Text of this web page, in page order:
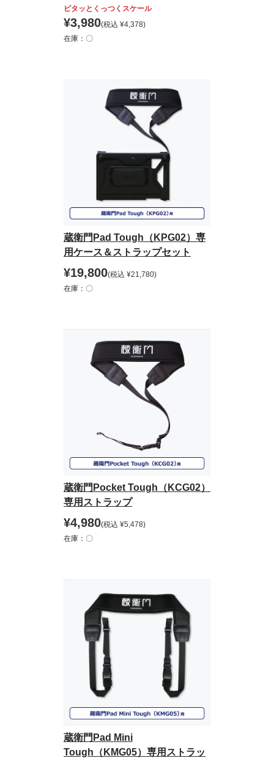
ピタッとくっつくスケール
¥3,980(税込 ¥4,378)
在庫：〇
蔵衛門Pad Tough（KPG02）専
用ケース＆ストラップセット
¥19,800(税込 ¥21,780)
在庫：〇
蔵衛門Pocket Tough（KCG02）
専用ストラップ
¥4,980(税込 ¥5,478)
在庫：〇
蔵衛門Pad Mini
Tough（KMG05）専用ストラッ